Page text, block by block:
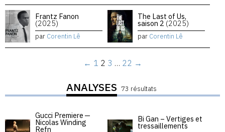
Frantz Fanon
(2025)
par Corentin Lê
The Last of Us,
saison 2 (2025)
par Corentin Lê
← 1 2 3 … 22 →
ANALYSES 73 résultats
Gucci Premiere —
Nicolas Winding
Refn
Bi Gan – Vertiges et
tressaillements